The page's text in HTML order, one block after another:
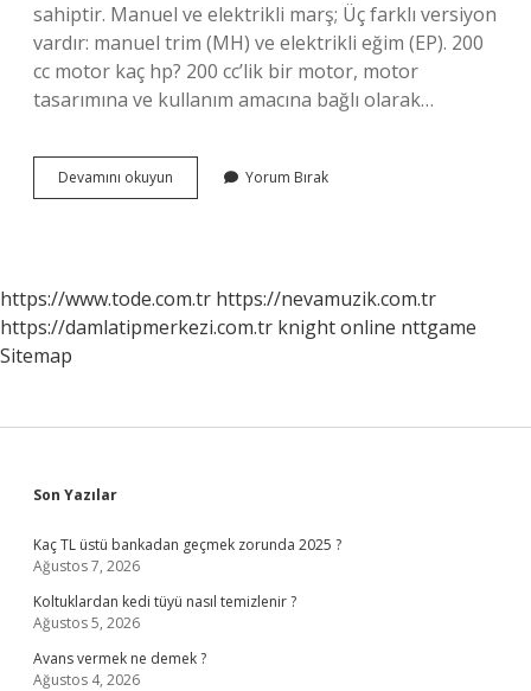
sahiptir. Manuel ve elektrikli marş; Üç farklı versiyon
vardır: manuel trim (MH) ve elektrikli eğim (EP). 200
cc motor kaç hp? 200 cc’lik bir motor, motor
tasarımına ve kullanım amacına bağlı olarak…
Devamını okuyun
Hp
Yorum Bırak
https://www.tode.com.tr https://nevamuzik.com.tr
https://damlatipmerkezi.com.tr knight online nttgame
Sitemap
Sidebar
Son Yazılar
Kaç TL üstü bankadan geçmek zorunda 2025 ?
Ağustos 7, 2026
Koltuklardan kedi tüyü nasıl temizlenir ?
Ağustos 5, 2026
Avans vermek ne demek ?
Ağustos 4, 2026